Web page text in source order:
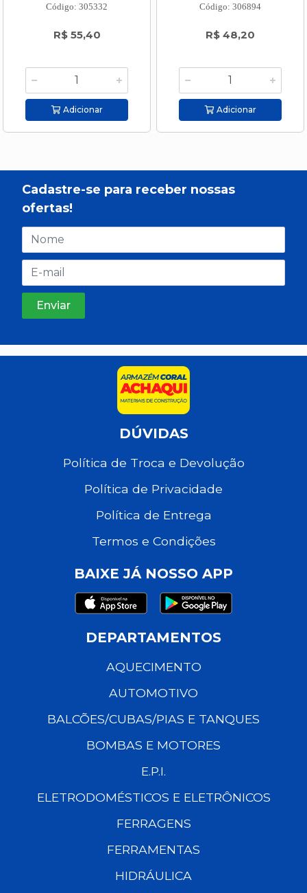
Código: 305332
R$ 55,40
Adicionar
Código: 306894
R$ 48,20
Adicionar
Cadastre-se para receber nossas
ofertas!
DÚVIDAS
Política de Troca e Devolução
Política de Privacidade
Política de Entrega
Termos e Condições
BAIXE JÁ NOSSO APP
DEPARTAMENTOS
AQUECIMENTO
AUTOMOTIVO
BALCÕES/CUBAS/PIAS E TANQUES
BOMBAS E MOTORES
E.P.I.
ELETRODOMÉSTICOS E ELETRÔNICOS
FERRAGENS
FERRAMENTAS
HIDRÁULICA